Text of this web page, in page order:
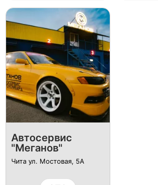
Автосервис
"Меганов"
Чита ул. Мостовая, 5А